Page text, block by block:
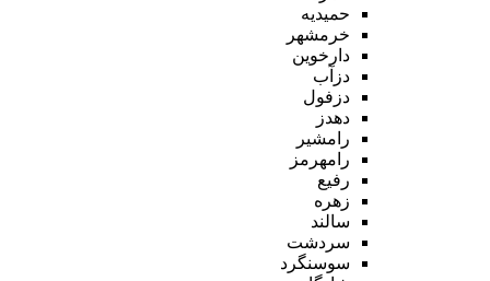
حمیدیه
خرمشهر
دارخوین
دزآب
دزفول
دهدز
رامشیر
رامهرمز
رفیع
زهره
سالند
سردشت
سوسنگرد